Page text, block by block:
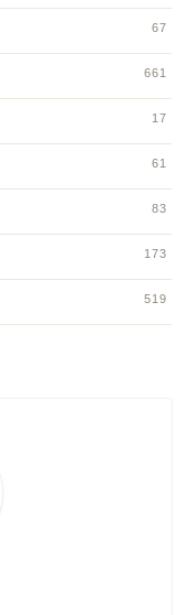
67
661
17
61
83
173
519